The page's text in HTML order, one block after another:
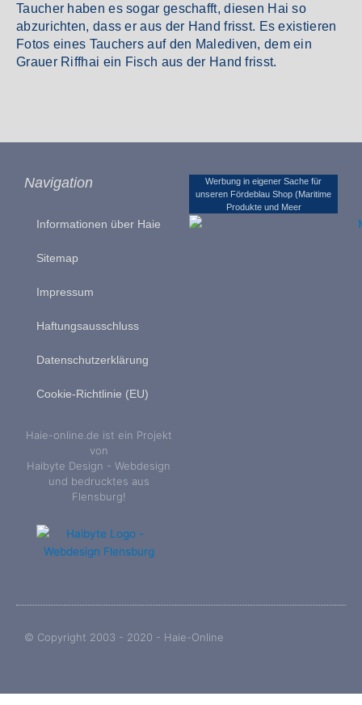
Taucher haben es sogar geschafft, diesen Hai so
abzurichten, dass er aus der Hand frisst. Es existieren
Fotos eines Tauchers auf den Malediven, dem ein
Grauer Riffhai ein Fisch aus der Hand frisst.
Navigation
Informationen über Haie
Sitemap
Impressum
Haftungsausschluss
Datenschutzerklärung
Cookie-Richtlinie (EU)
Werbung in eigener Sache für
unseren Fördeblau Shop (Maritime
Produkte und Meer
Haie-online.de ist ein Projekt
von
Haibyte Design - Webdesign
und bedrucktes aus
Flensburg!
© Copyright 2003 - 2020 - Haie-Online